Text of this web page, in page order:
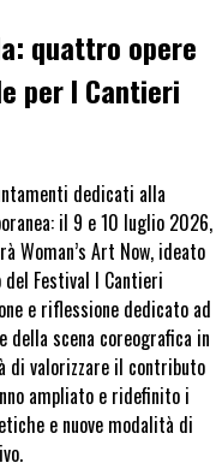
quattro opere
per I Cantieri
dedicati alla
il 9 e10 luglio 2026,
Woman’s Art Now, ideato
del Festival I Cantieri
e riflessione dedicato ad
scena coreografica in
di valorizzare il contributo
ampliato e ridefinito i
e nuove modalità di